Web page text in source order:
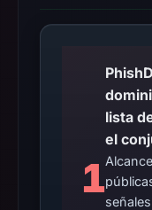
1
lista
el